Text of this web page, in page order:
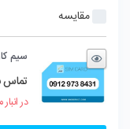
مقایسه
سیم
تماس
در